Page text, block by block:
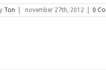
Ton november 27th, 2012 0